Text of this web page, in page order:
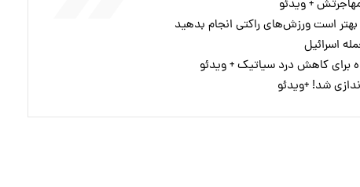
+ ویدئو
است ورزش‌های راکتی انجام بدهید
اسرائیل
کاهش درد سیاتیک + ویدئو
شد! +ویدئو